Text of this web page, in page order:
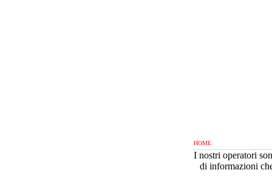
HOME
I nostri operatori
di informazioni